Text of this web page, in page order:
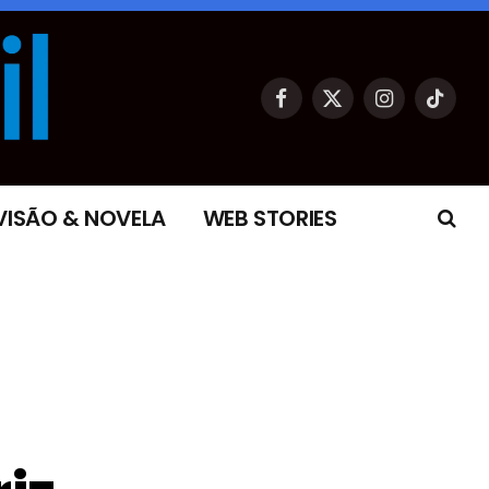
Facebook
X
Instagram
TikTok
& NOVELA WEB STORIES